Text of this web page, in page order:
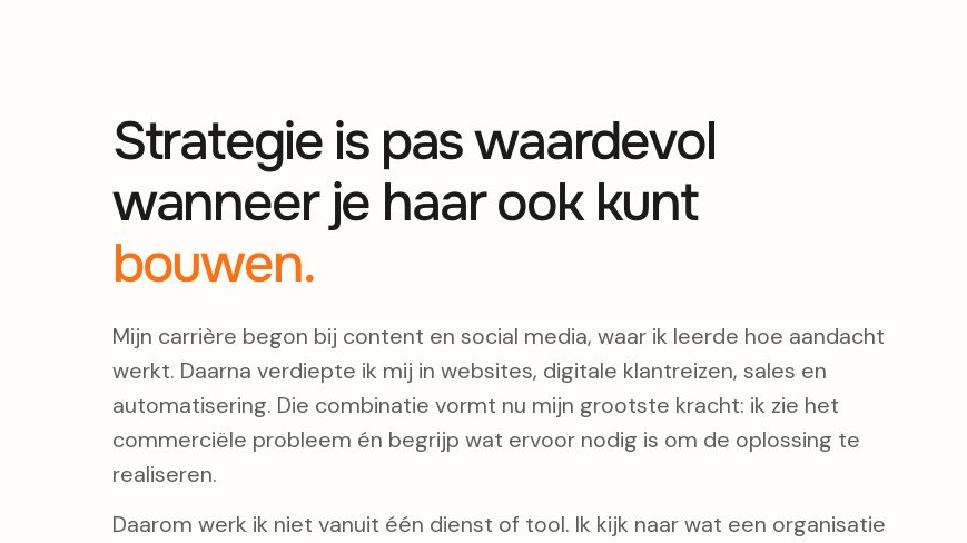
Strategie is pas waardevol
wanneer je haar ook kunt
bouwen.
Mijn carrière begon bij content en social media, waar ik leerde hoe aandacht
werkt. Daarna verdiepte ik mij in websites, digitale klantreizen, sales en
automatisering. Die combinatie vormt nu mijn grootste kracht: ik zie het
commerciële probleem én begrijp wat ervoor nodig is om de oplossing te
realiseren.
Daarom werk ik niet vanuit één dienst of tool. Ik kijk naar wat een organisatie